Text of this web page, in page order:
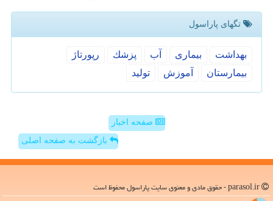
تگهای پاراسول
بهداشت بیماری آب پزشك
رپورتاژ
بیمارستان
آموزش تولید
صفحه اخبار
بازگشت به صفحه اصلی